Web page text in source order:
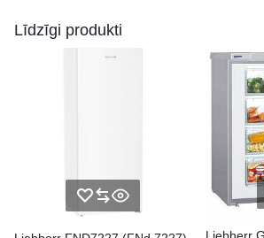
Līdzīgi produkti
Liebherr